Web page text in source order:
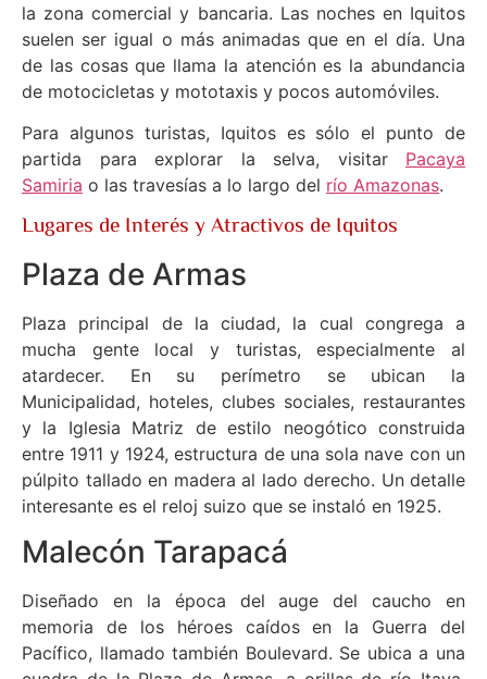
la zona comercial y bancaria. Las noches en Iquitos
suelen ser igual o más animadas que en el día. Una
de las cosas que llama la atención es la abundancia
de motocicletas y mototaxis y pocos automóviles.
Para algunos turistas, Iquitos es sólo el punto de
partida para explorar la selva, visitar Pacaya
Samiria o las travesías a lo largo del río Amazonas.
Lugares de Interés y Atractivos de Iquitos
Plaza de Armas
Plaza principal de la ciudad, la cual congrega a
mucha gente local y turistas, especialmente al
atardecer. En su perímetro se ubican la
Municipalidad, hoteles, clubes sociales, restaurantes
y la Iglesia Matriz de estilo neogótico construida
entre 1911 y 1924, estructura de una sola nave con un
púlpito tallado en madera al lado derecho. Un detalle
interesante es el reloj suizo que se instaló en 1925.
Malecón Tarapacá
Diseñado en la época del auge del caucho en
memoria de los héroes caídos en la Guerra del
Pacífico, llamado también Boulevard. Se ubica a una